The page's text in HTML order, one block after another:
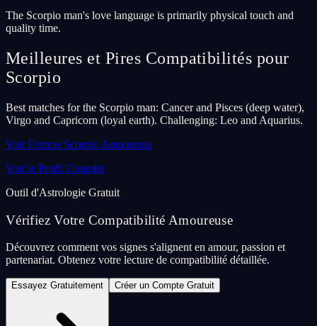
The Scorpio man's love language is primarily physical touch and
quality time.
Meilleures et Pires Compatibilités pour
Scorpio
Best matches for the Scorpio man: Cancer and Pisces (deep water),
Virgo and Capricorn (loyal earth). Challenging: Leo and Aquarius.
Voir Femme Scorpio Amoureuse
Voir le Profil Complet
Outil d'Astrologie Gratuit
Vérifiez Votre Compatibilité Amoureuse
Découvrez comment vos signes s'alignent en amour, passion et
partenariat. Obtenez votre lecture de compatibilité détaillée.
Essayez Gratuitement Créer un Compte Gratuit